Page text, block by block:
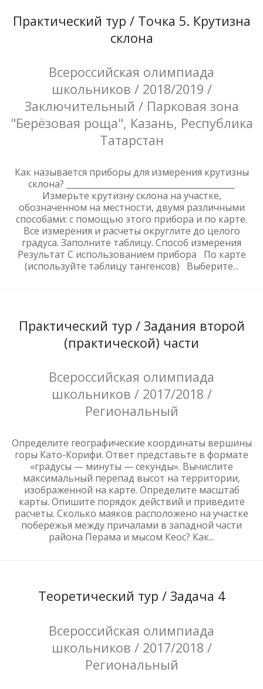
Практический тур / Точка 5. Крутизна
склона
Всероссийская олимпиада
школьников / 2018/2019 /
Заключительный / Парковая зона
"Берёзовая роща", Казань, Республика
Татарстан
Как называется приборы для измерения крутизны
склона? _________________________________________
Измерьте крутизну склона на участке,
обозначенном на местности, двумя различными
способами: с помощью этого прибора и по карте.
Все измерения и расчеты округлите до целого
градуса. Заполните таблицу. Способ измерения
Результат С использованием прибора По карте
(используйте таблицу тангенсов) Выберите...
Практический тур / Задания второй
(практической) части
Всероссийская олимпиада
школьников / 2017/2018 /
Региональный
Определите географические координаты вершины
горы Като-Корифи. Ответ представьте в формате
«градусы — минуты — секунды». Вычислите
максимальный перепад высот на территории,
изображенной на карте. Определите масштаб
карты. Опишите порядок действий и приведите
расчеты. Сколько маяков расположено на участке
побережья между причалами в западной части
района Перама и мысом Кеос? Как...
Теоретический тур / Задача 4
Всероссийская олимпиада
школьников / 2017/2018 /
Региональный